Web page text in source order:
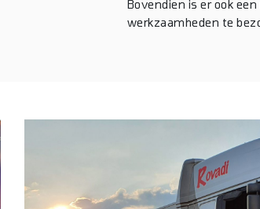
Bovendien is er ook
werkzaamheden te